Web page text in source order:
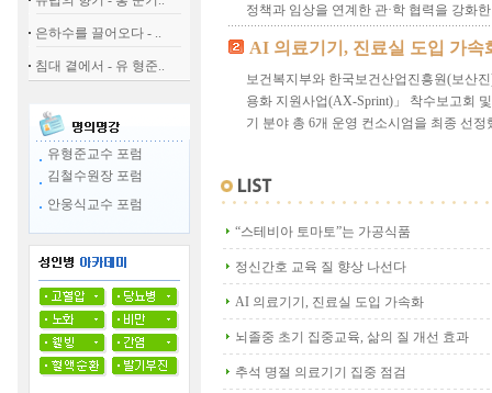
은하수를 끌어오다 - ..
침대 곁에서 - 유 형준..
유형준교수 포럼
김철수원장 포럼
안웅식교수 포럼
정책과 임상을 연계한 관·학 협력을 강화
AI 의료기기, 진료실 도입 가속
보건복지부와 한국보건산업진흥원(보산
용화 지원사업(AX-Sprint)」 착수보고회
기 분야 총 6개 운영 컨소시엄을 최종 선정
“스테비아 토마토”는 가공식품
정신간호 교육 질 향상 나선다
AI 의료기기, 진료실 도입 가속화
뇌졸중 초기 집중교육, 삶의 질 개선 효과
추석 명절 의료기기 집중 점검